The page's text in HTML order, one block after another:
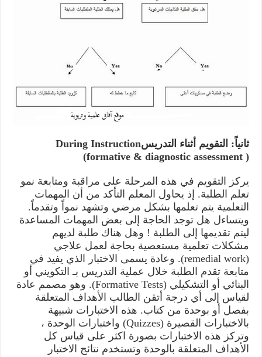
ثانياً: التقويم أثناء التدريسDuring Instruction
(formative & diagnostic assessment )
يركز التقويم في هذه المرحلة على مراقبة ومتابعة نمو
تعلم الطلبة. إذ يحاول المعلم التأكد من أن المهمات
التعلمية يتم تعلمها بشكل مرضي وتشهد نمواً وتقدماً.
ويتساءل هل توجد الحاجة إلى بعض المهمات المساعدة
ليتم تقديمها إلى الطلبة ! وهل هناك طلبة لديهم
مشكلات تعلمية مستعصية بحاجة لعمل علاجي
(remedial work). وعادة يسمى الاختبار الذي يفيد في
متابعة تقدم الطلبة خلال عملية التدريس بـ التكويني أو
البنائي أو التشكيلي (Formative Tests). وهو مصمم عادة
لقياس إلى أي درجة أتقن الطالب الأهداف المتعلقة
بفصل أو بوحدة من كتاب. هذه الاختبارات شبيهة
بالاختبارات القصيرة (Quizzes) واختبارات الوحدة ،
وتركز هذه الاختبارات بصورة اكثر على قياس كل
الأهداف المتعلقة بالوحدة وتستخدم نتائج الاختبار